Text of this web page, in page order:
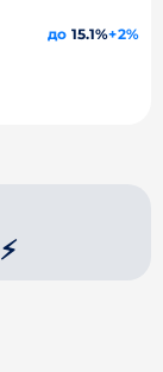
до 15.1%+2%
⚡